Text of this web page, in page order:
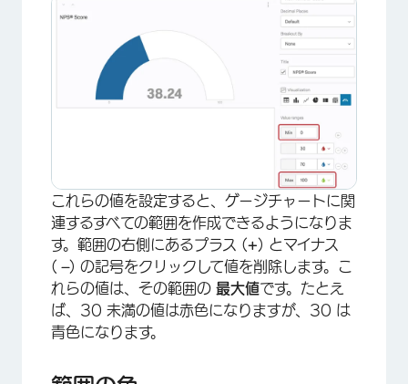
これらの値を設定すると、ゲージチャートに関
連するすべての範囲を作成できるようになりま
す。範囲の右側にあるプラス (+) とマイナス
(–) の記号をクリックして値を削除します。こ
れらの値は、その範囲の 最大値です。たとえ
ば、30 未満の値は赤色になりますが、30 は
青色になります。